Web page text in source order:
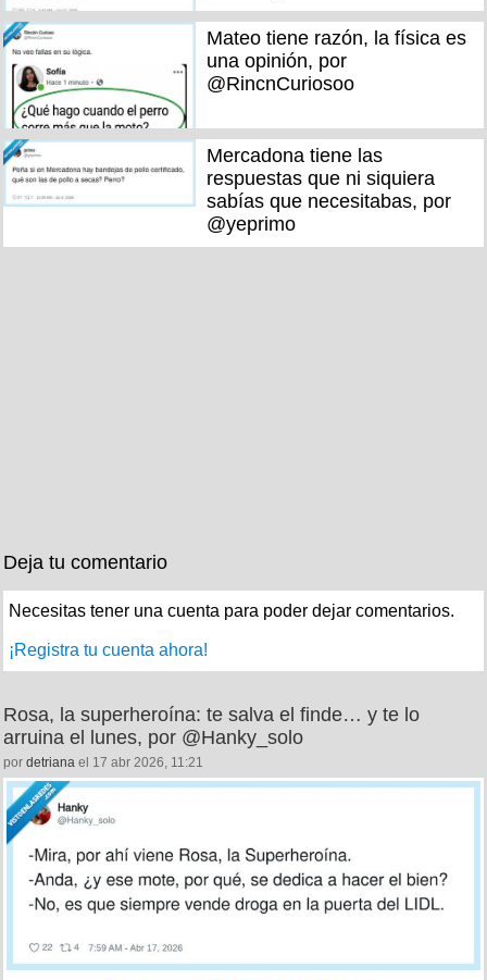
Mateo tiene razón, la física es
una opinión, por
@RincnCuriosoo
Mercadona tiene las
respuestas que ni siquiera
sabías que necesitabas, por
@yeprimo
Deja tu comentario
Necesitas tener una cuenta para poder dejar comentarios.
¡Registra tu cuenta ahora!
Rosa, la superheroína: te salva el finde… y te lo
arruina el lunes, por @Hanky_solo
por detriana el 17 abr 2026, 11:21